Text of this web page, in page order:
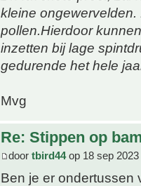
kleine
pollen.Hierdoor
inzetten bij lage
gedurende het hele
Mvg
Re: Stippen op
door tbird44op 18 sep 2023
Ben je er ondertussen